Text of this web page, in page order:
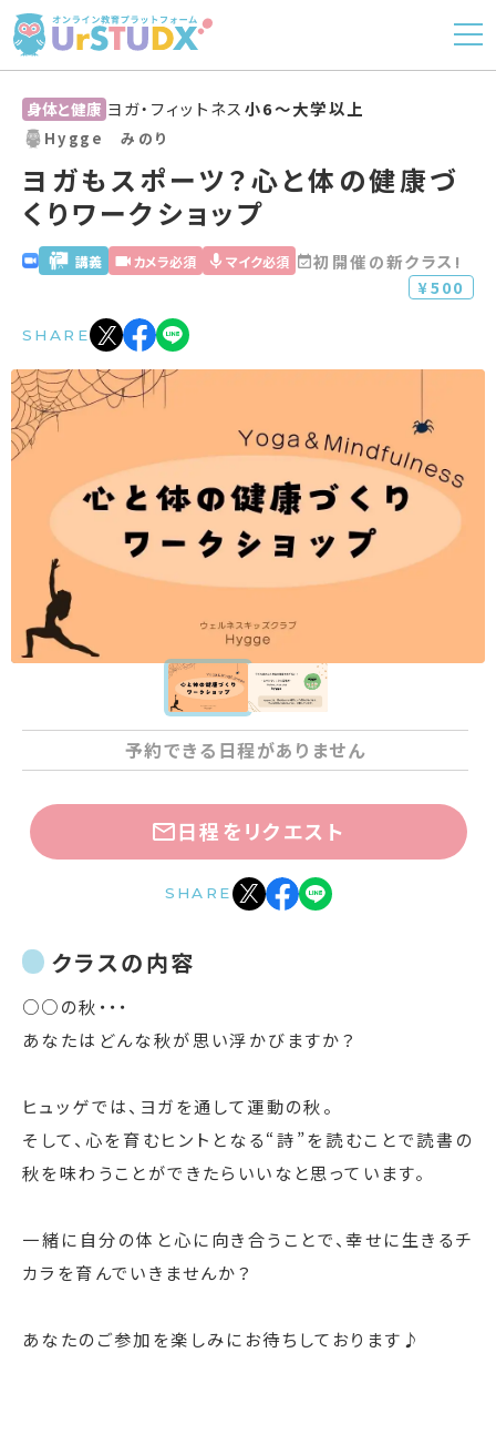
身体と健康 ヨガ・フィットネス小6〜大学以上
Hygge みのり
ヨガもスポーツ？心と体の健康づ
くりワークショップ
講義 カメラ必須 マイク必須
初開催の新クラス!
¥500
SHARE
予約できる日程がありません
日程をリクエスト
SHARE
クラスの内容
○○の秋・・・
あなたはどんな秋が思い浮かびますか？
ヒュッゲでは、ヨガを通して運動の秋。
そして、心を育むヒントとなる“詩”を読むことで読書の
秋を味わうことができたらいいなと思っています。
一緒に自分の体と心に向き合うことで、幸せに生きるチ
カラを育んでいきませんか？
あなたのご参加を楽しみにお待ちしております♪